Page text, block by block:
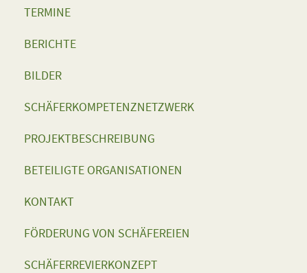
TERMINE
BERICHTE
BILDER
SCHÄFERKOMPETENZNETZWERK
PROJEKTBESCHREIBUNG
BETEILIGTE ORGANISATIONEN
KONTAKT
FÖRDERUNG VON SCHÄFEREIEN
SCHÄFERREVIERKONZEPT